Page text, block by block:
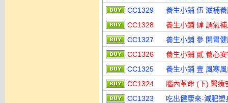
CC1329
養生小鋪 伍 滋補
CC1328
養生小鋪 肆 調氣
CC1327
養生小鋪 參 開胃
CC1326
養生小鋪 貳 養心
CC1325
養生小鋪 壹 風寒
CC1324
腦內革命 (下) 醫療
CC1323
吃出健康來-減肥